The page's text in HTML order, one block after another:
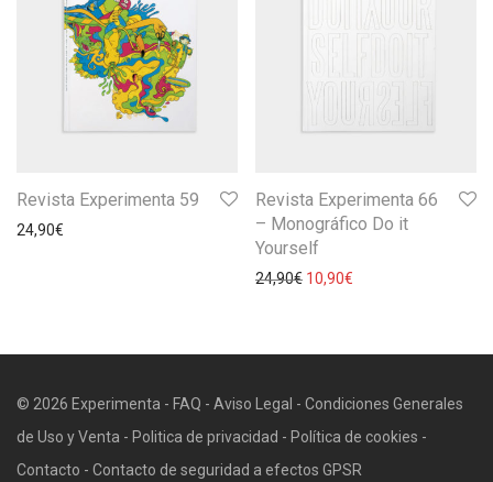
Revista Experimenta 59
24,90€
Revista Experimenta 66
– Monográfico Do it
Yourself
24,90€ 10,90€
© 2026 Experimenta - FAQ - Aviso Legal - Condiciones Generales
de Uso y Venta - Politica de privacidad - Política de cookies -
Contacto - Contacto de seguridad a efectos GPSR